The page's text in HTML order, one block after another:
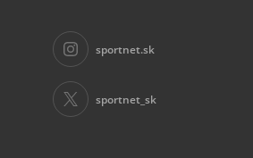
sportnet.sk
sportnet_sk